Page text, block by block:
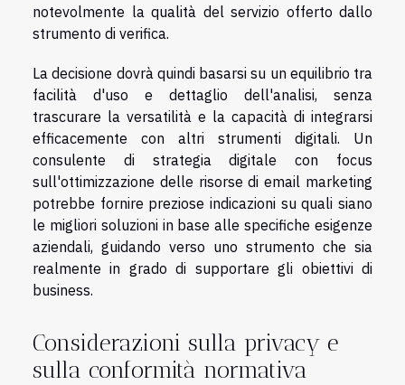
notevolmente la qualità del servizio offerto dallo
strumento di verifica.
La decisione dovrà quindi basarsi su un equilibrio tra
facilità d'uso e dettaglio dell'analisi, senza
trascurare la versatilità e la capacità di integrarsi
efficacemente con altri strumenti digitali. Un
consulente di strategia digitale con focus
sull'ottimizzazione delle risorse di email marketing
potrebbe fornire preziose indicazioni su quali siano
le migliori soluzioni in base alle specifiche esigenze
aziendali, guidando verso uno strumento che sia
realmente in grado di supportare gli obiettivi di
business.
Considerazioni sulla privacy e
sulla conformità normativa